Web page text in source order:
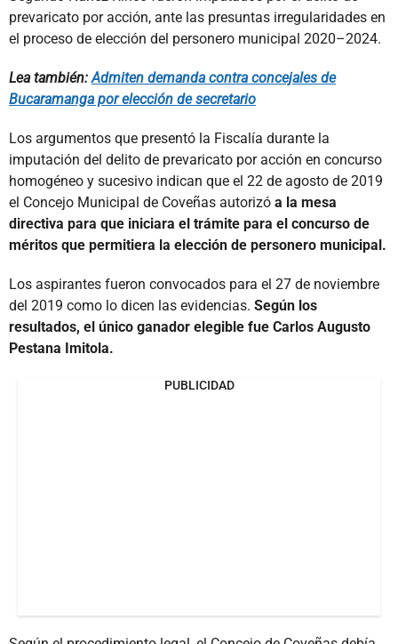
prevaricato por acción, ante las presuntas irregularidades en
el proceso de elección del personero municipal 2020–2024.
Lea también:Admiten demanda contra concejales de
Bucaramanga por elección de secretario
Los argumentos que presentó la Fiscalía durante la
imputación del delito de prevaricato por acción en concurso
homogéneo y sucesivo indican que el 22 de agosto de 2019
el Concejo Municipal de Coveñas autorizó a la mesa
directiva para que iniciara el trámite para el concurso de
méritos que permitiera la elección de personero municipal.
Los aspirantes fueron convocados para el 27 de noviembre
del 2019 como lo dicen las evidencias. Según los
resultados, el único ganador elegible fue Carlos Augusto
Pestana Imitola.
PUBLICIDAD